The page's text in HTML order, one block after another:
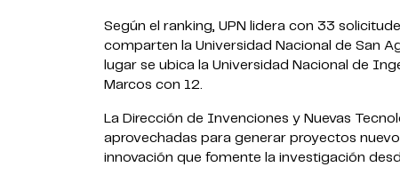
Según el ranking, UPN lidera con 33
comparten la Universidad Nacional de San
lugar se ubica la Universidad Nacional de
Marcos con 12.
La Dirección de Invenciones y Nuevas
aprovechadas para generar proyectos
innovación que fomente la investigación